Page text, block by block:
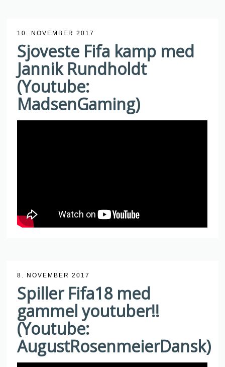
10. NOVEMBER 2017
Sjoveste Fifa kamp med
Jannik Rundholdt
(Youtube:
MadsenGaming)
8. NOVEMBER 2017
Spiller Fifa18 med
gammel youtuber!!
(Youtube:
AugustRosenmeierDansk)